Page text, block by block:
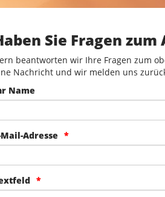
Sie Fragen
beantworten wir Ihre Fragen zum
Nachricht und wir melden uns
Name
Mail-Adresse